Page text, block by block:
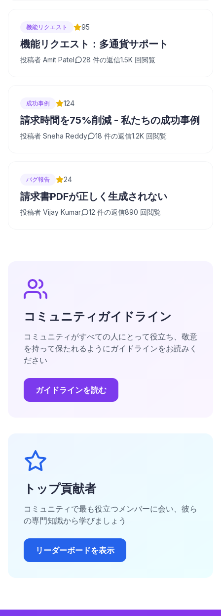
機能リクエスト 95
機能リクエスト：多通貨サポート
投稿者 Amit Patel 28 件の返信1.5K 回閲覧
成功事例 124
請求時間を75%削減 - 私たちの成功事例
投稿者 Sneha Reddy 18 件の返信1.2K 回閲覧
バグ報告 24
請求書PDFが正しく生成されない
投稿者 Vijay Kumar 12 件の返信890 回閲覧
コミュニティガイドライン
コミュニティがすべての人にとって役立ち、敬意
を持って保たれるようにガイドラインをお読みく
ださい
ガイドラインを読む
トップ貢献者
コミュニティで最も役立つメンバーに会い、彼ら
の専門知識から学びましょう
リーダーボードを表示